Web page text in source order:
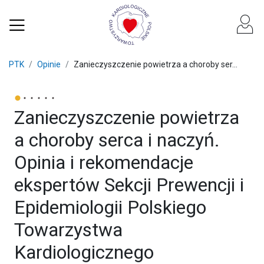
PTK Opinie Zanieczyszczenie powietrza a choroby ser...
Zanieczyszczenie powietrza
a choroby serca i naczyń.
Opinia i rekomendacje
ekspertów Sekcji Prewencji i
Epidemiologii Polskiego
Towarzystwa
Kardiologicznego